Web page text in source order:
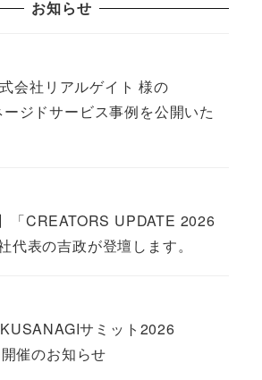
お知らせ
会社リアルゲイト 様の
ジドサービス事例を公開いた
「CREATORS UPDATE 2026
代表の吉政が登壇します。
KUSANAGIサミット2026
催のお知らせ